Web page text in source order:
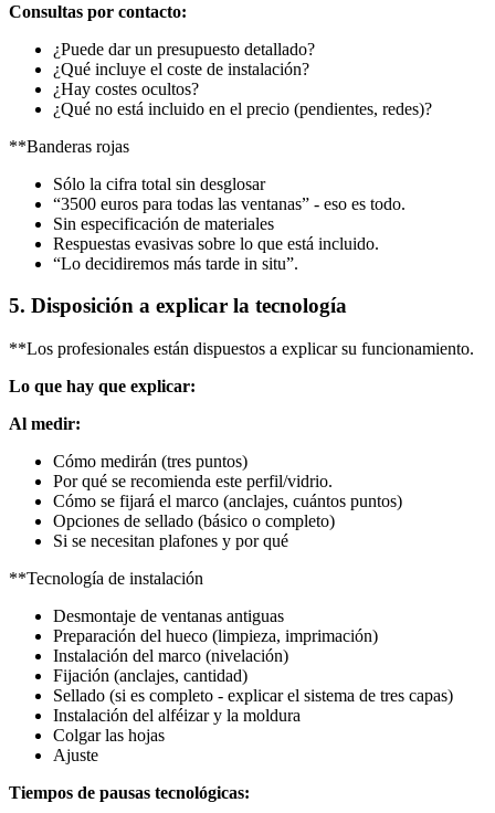
Consultas por contacto:
¿Puede dar un presupuesto detallado?
¿Qué incluye el coste de instalación?
¿Hay costes ocultos?
¿Qué no está incluido en el precio (pendientes, redes)?
**Banderas rojas
Sólo la cifra total sin desglosar
“3500 euros para todas las ventanas” - eso es todo.
Sin especificación de materiales
Respuestas evasivas sobre lo que está incluido.
“Lo decidiremos más tarde in situ”.
5. Disposición a explicar la tecnología
**Los profesionales están dispuestos a explicar su funcionamiento.
Lo que hay que explicar:
Al medir:
Cómo medirán (tres puntos)
Por qué se recomienda este perfil/vidrio.
Cómo se fijará el marco (anclajes, cuántos puntos)
Opciones de sellado (básico o completo)
Si se necesitan plafones y por qué
**Tecnología de instalación
Desmontaje de ventanas antiguas
Preparación del hueco (limpieza, imprimación)
Instalación del marco (nivelación)
Fijación (anclajes, cantidad)
Sellado (si es completo - explicar el sistema de tres capas)
Instalación del alféizar y la moldura
Colgar las hojas
Ajuste
Tiempos de pausas tecnológicas: